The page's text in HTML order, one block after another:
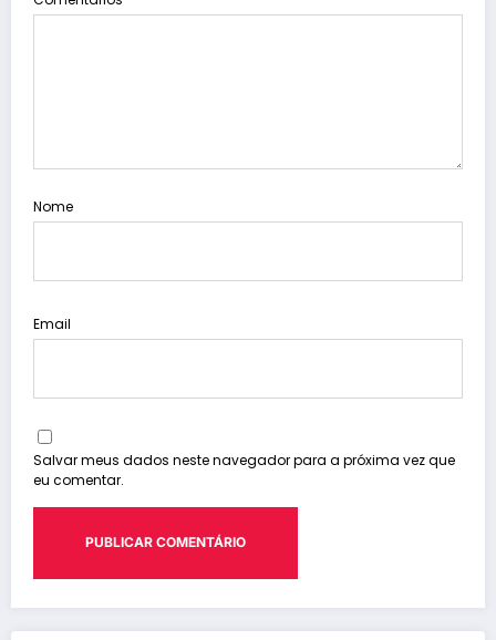
Nome
Email
Salvar meus dados neste navegador para a próxima vez que
eu comentar.